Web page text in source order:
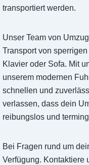
transportiert werden.
Unser Team von
Transport von
Klavier oder Sofa. Mit
unserem modernen
schnellen und
verlassen, dass dein
reibungslos und
Bei Fragen rund um
Verfügung. Kontaktiere